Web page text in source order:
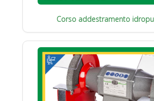
Corso addestramento